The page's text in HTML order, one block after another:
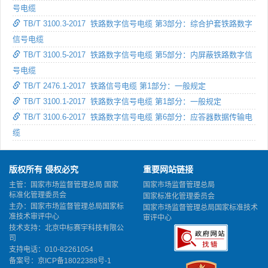
号电缆
TB/T 3100.3-2017 铁路数字信号电缆 第3部分：综合护套铁路数字
信号电缆
TB/T 3100.5-2017 铁路数字信号电缆 第5部分：内屏蔽铁路数字信
号电缆
TB/T 2476.1-2017 铁路信号电缆 第1部分：一般规定
TB/T 3100.1-2017 铁路数字信号电缆 第1部分：一般规定
TB/T 3100.6-2017 铁路数字信号电缆 第6部分：应答器数据传输电
缆
版权所有 侵权必究
主管：国家市场监督管理总局 国家
标准化管理委员会
主办：国家市场监督管理总局国家标
准技术审评中心
技术支持：北京中标赛宇科技有限公
司
支持电话：010-82261054
备案号： 京ICP备18022388号-1
重要网站链接
国家市场监督管理总局
国家标准化管理委员会
国家市场监督管理总局国家标准技术
审评中心